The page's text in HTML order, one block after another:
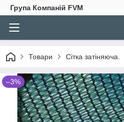
Група Компаній FVM
Товари Сітка затіняюча.
–3%